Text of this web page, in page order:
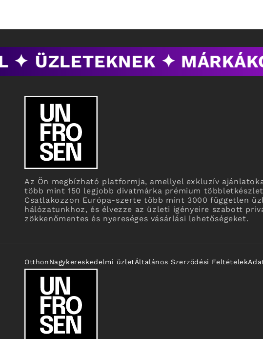
✦ ÜZLETEKNEK ✦
Az Ön megbízható platformja, amellyel exkluzív
több mint 150 legjobb divatmárka prémium
Csatlakozzon Európa-szerte több mint 3000 független
hálózatunkhoz, és élvezze az üzleti igényeire szabott
zökkenőmentes és nyereséges vásárlási lehetőségeket.
OtthonNagykereskedelmi üzletÁltalános Szerződési Feltételek